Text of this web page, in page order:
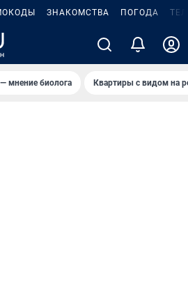
ЗНАКОМСТВА ПОГОДА
мнение биолога Квартиры с видом на